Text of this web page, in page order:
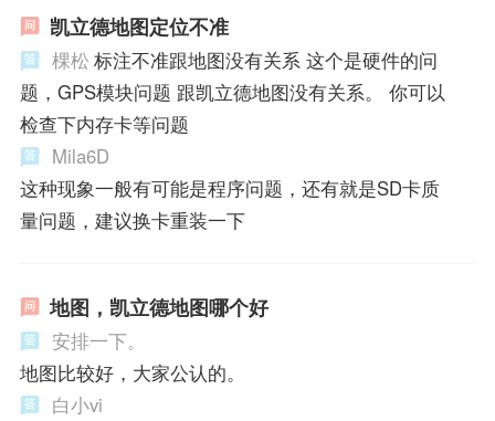
凯立德地图定位不准
棵松 标注不准跟地图没有关系 这个是硬件的问
题，GPS模块问题 跟凯立德地图没有关系。 你可以
检查下内存卡等问题
Mila6D
这种现象一般有可能是程序问题，还有就是SD卡质
量问题，建议换卡重装一下
地图，凯立德地图哪个好
安排一下。
地图比较好，大家公认的。
白小vi